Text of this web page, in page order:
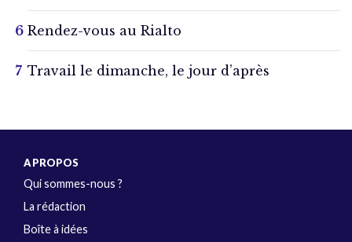
Rendez-vous au Rialto
Travail le dimanche, le jour d’après
A PROPOS
Qui sommes-nous ?
La rédaction
Boîte à idées